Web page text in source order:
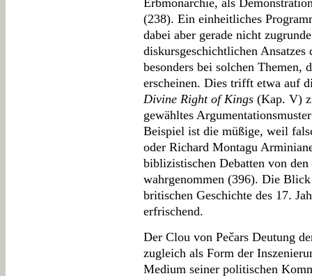
Erbmonarchie, als
(238). Ein einheitliches
dabei aber gerade nicht
diskursgeschichtlichen
besonders bei solchen Themen,
erscheinen. Dies trifft etwa auf
Divine Right of Kings (Kap. V)
gewähltes
Beispiel ist die müßige, weil
oder Richard Montagu
biblizistischen Debatten von
wahrgenommen (396). Die
britischen Geschichte des 17.
erfrischend.
Der Clou von Pečars Deutung
zugleich als Form der
Medium seiner politischen